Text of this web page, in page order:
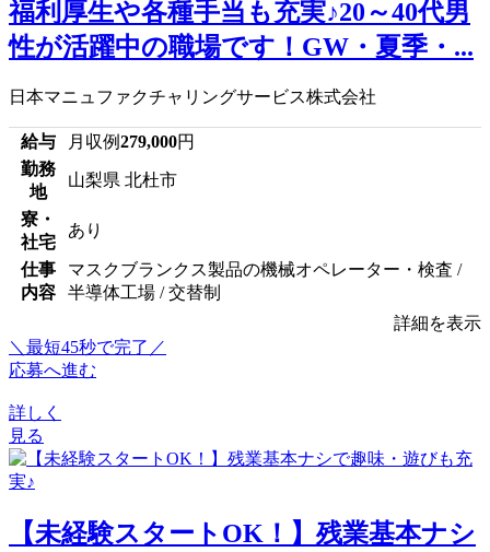
福利厚生や各種手当も充実♪20～40代男
性が活躍中の職場です！GW・夏季・...
日本マニュファクチャリングサービス株式会社
給与 月収例279,000円
勤務
地
山梨県 北杜市
寮・
社宅
あり
仕事
内容
マスクブランクス製品の機械オペレーター・検査 /
半導体工場 / 交替制
詳細を表示
＼最短45秒で完了／
応募へ進む
詳しく
見る
【未経験スタートOK！】残業基本ナシ